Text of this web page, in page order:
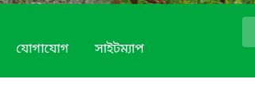
যোগাযোগ সাইটম্যাপ